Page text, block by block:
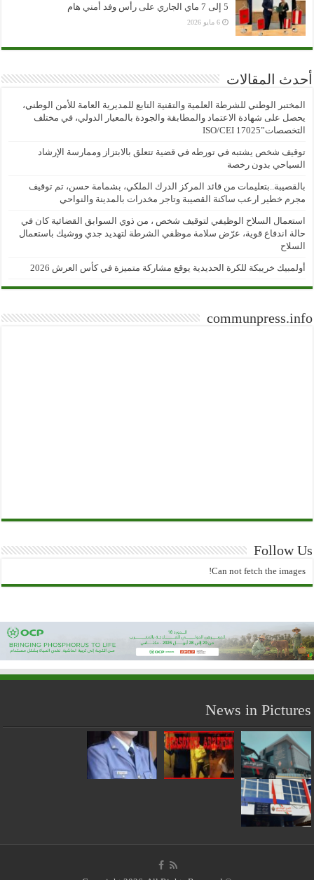
5 إلى 7 ماي الجاري على رأس وفد أمني هام
6 مايو 2026
أحدث المقالات
المختبر الوطني للشرطة العلمية والتقنية التابع للمديرية العامة للأمن الوطني،
يحصل على شهادة الاعتماد والمطابقة والجودة بالمعيار الدولي، في مختلف
التخصصات”ISO/CEI 17025
توقيف شخص يشتبه في تورطه في قضية تتعلق بالابتزاز وممارسة الإرشاد
السياحي بدون رخصة
بالقصيبة..بتعليمات من قائد المركز الدرك الملكي، بشمامة حسن، تم توقيف
مجرم خطير ارعب ساكنة القصيبة وتاجر مخدرات بالمدينة والنواحي
استعمال السلاح الوظيفي لتوقيف شخص ، من ذوي السوابق القضائية كان في
حالة اندفاع قوية، عرّض سلامة موظفي الشرطة لتهديد جدي ووشيك باستعمال
السلاح
أولمبيك خريبكة للكرة الحديدية يوقع مشاركة متميزة في كأس العرش 2026
communpress.info
Follow Us
Can not fetch the images!
News in Pictures